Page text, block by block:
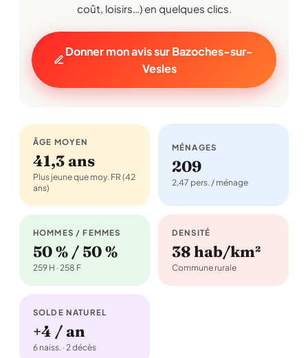
coût, loisirs…) en quelques clics.
Donner mon avis sur Bazoches-sur-
Vesles
ÂGE MOYEN
41,3 ans
Plus jeune que moy. FR (42
ans)
MÉNAGES
209
2,47 pers. / ménage
HOMMES / FEMMES
50 % / 50 %
259 H · 258 F
DENSITÉ
38 hab/km²
Commune rurale
SOLDE NATUREL
+4 / an
6 naiss. · 2 décès